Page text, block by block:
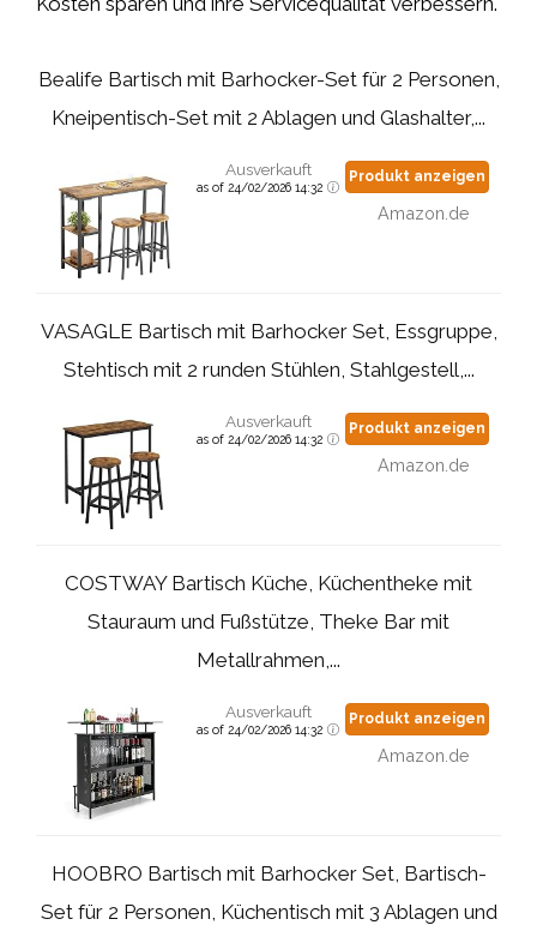
Bealife Bartisch mit Barhocker-Set für 2 Personen,
Kneipentisch-Set mit 2 Ablagen und Glashalter,...
Ausverkauft
as of 24/02/2026 14:32
Produkt anzeigen
Amazon.de
VASAGLE Bartisch mit Barhocker Set, Essgruppe,
Stehtisch mit 2 runden Stühlen, Stahlgestell,...
Ausverkauft
as of 24/02/2026 14:32
Produkt anzeigen
Amazon.de
COSTWAY Bartisch Küche, Küchentheke mit
Stauraum und Fußstütze, Theke Bar mit
Metallrahmen,...
Ausverkauft
as of 24/02/2026 14:32
Produkt anzeigen
Amazon.de
HOOBRO Bartisch mit Barhocker Set, Bartisch-
Set für 2 Personen, Küchentisch mit 3 Ablagen und